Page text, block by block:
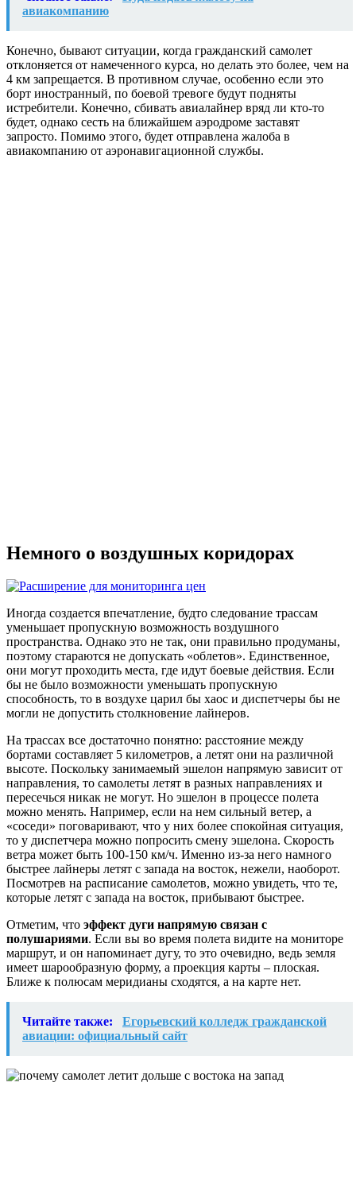
авиакомпанию
Конечно, бывают ситуации, когда гражданский самолет
отклоняется от намеченного курса, но делать это более, чем на
4 км запрещается. В противном случае, особенно если это
борт иностранный, по боевой тревоге будут подняты
истребители. Конечно, сбивать авиалайнер вряд ли кто-то
будет, однако сесть на ближайшем аэродроме заставят
запросто. Помимо этого, будет отправлена жалоба в
авиакомпанию от аэронавигационной службы.
Немного о воздушных коридорах
Иногда создается впечатление, будто следование трассам
уменьшает пропускную возможность воздушного
пространства. Однако это не так, они правильно продуманы,
поэтому стараются не допускать «облетов». Единственное,
они могут проходить места, где идут боевые действия. Если
бы не было возможности уменьшать пропускную
способность, то в воздухе царил бы хаос и диспетчеры бы не
могли не допустить столкновение лайнеров.
На трассах все достаточно понятно: расстояние между
бортами составляет 5 километров, а летят они на различной
высоте. Поскольку занимаемый эшелон напрямую зависит от
направления, то самолеты летят в разных направлениях и
пересечься никак не могут. Но эшелон в процессе полета
можно менять. Например, если на нем сильный ветер, а
«соседи» поговаривают, что у них более спокойная ситуация,
то у диспетчера можно попросить смену эшелона. Скорость
ветра может быть 100-150 км/ч. Именно из-за него намного
быстрее лайнеры летят с запада на восток, нежели, наоборот.
Посмотрев на расписание самолетов, можно увидеть, что те,
которые летят с запада на восток, прибывают быстрее.
Отметим, что эффект дуги напрямую связан с
полушариями. Если вы во время полета видите на мониторе
маршрут, и он напоминает дугу, то это очевидно, ведь земля
имеет шарообразную форму, а проекция карты – плоская.
Ближе к полюсам меридианы сходятся, а на карте нет.
Читайте также:
Егорьевский колледж гражданской
авиации: официальный сайт